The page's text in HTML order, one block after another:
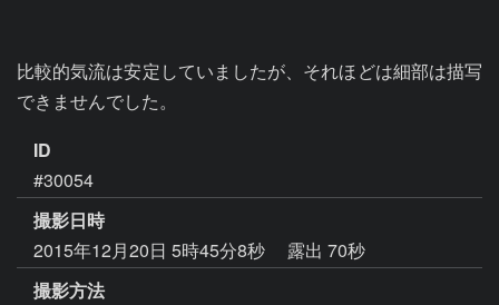
比較的気流は安定していましたが、それほどは細部は描写
できませんでした。
ID
#30054
撮影日時
2015年12月20日 5時45分8秒
露出 70秒
撮影方法